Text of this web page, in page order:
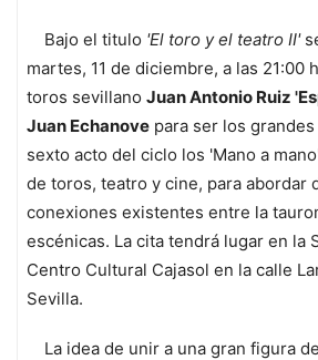
Bajo el titulo 'El toro y el teatro II'
martes, 11 de diciembre, a las 21:00
toros sevillano Juan Antonio Ruiz
Juan Echanove para ser los
sexto acto del ciclo los 'Mano a
de toros, teatro y cine, para abordar
conexiones existentes entre la
escénicas. La cita tendrá lugar en la
Centro Cultural Cajasol en la calle
Sevilla.
La idea de unir a una gran figura